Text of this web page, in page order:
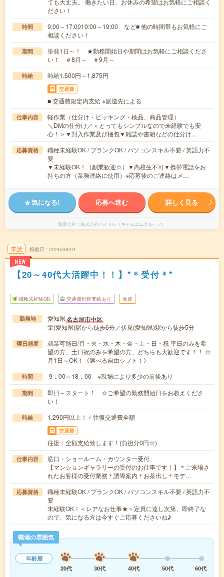
ても大丈夫。 働きたい日、お休みの希望はお気軽にご相談く
ださい！
時間
9:00～17:0010:00～19:00 など■ 他の時間帯もお気軽にご
相談ください！
期間
単発1日～！ ★勤務開始日や期間はお気軽にご相談くださ
い！ ＃8月～ ＃9月～
時給 時給1,500円～1,875円
交通費
■ 交通費規定内支給 ※派遣先による
仕事内容
軽作業（仕分け・ピッキング・検品、商品管理）
＼DMの仕分け／＜とってもシンプルなので未経験でも安
心！＞▼封入作業及び梱包▼雑誌や書籍などの仕分け…
応募資格
職種未経験OK / ブランクOK / パソコンスキル不要 / 英語力不
要
▼未経験OK！（副業歓迎☆）▼高校生不可▼携帯電話をお
持ちの方（業務連絡に使用）※応募後のご連絡はメ…
気になる! 応募へ進む 詳しく見る
派遣会社 株式会社バイトレ（キャムコムグループ）
未読
NEW
掲載日 2026/08/04
【20～40代大活躍中！！】*＊受付＊*
職種未経験OK 交通費別途支給あり 派遣
勤務地 愛知県名古屋市中区
栄(愛知県)駅から徒歩6分／伏見(愛知県)駅から徒歩5分
曜日頻度
就業可能日/月・火・水・木・金・土・日・祝 平日のみを希
望の方、土日祝のみを希望の方、どちらも大歓迎です！！ ☆
月1日～OK！《選べる自由シフト！》
時間 9：00～18：00 ※現場により多少の前後あり
期間
即日～スタート！ ☆ご希望の勤務開始日をお教えくださ
い！
時給 1,290円以上！＋往復交通費全額
交通費
往復：全額支給致します！(負担分0円☆)
仕事内容
窓口・ショールーム・カウンター受付
【マンションギャラリーの受付のお仕事です！】＊ご来場さ
れたお客様の受付業務＊誘導案内＊お茶出し＊モデ…
応募資格
職種未経験OK / ブランクOK / パソコンスキル不要 / 英語力不
要
未経験OK！＜レアなお仕事★＞定員に達し次第、即終了な
ので、気になる方は今すぐご応募くださいね♪
職場の雰囲気
年齢層
20代
30代 40代 50代
60代